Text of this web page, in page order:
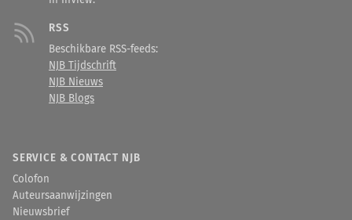
RSS
Beschikbare RSS-feeds:
NJB Tijdschrift
NJB Nieuws
NJB Blogs
SERVICE & CONTACT NJB
Colofon
Auteursaanwijzingen
Nieuwsbrief